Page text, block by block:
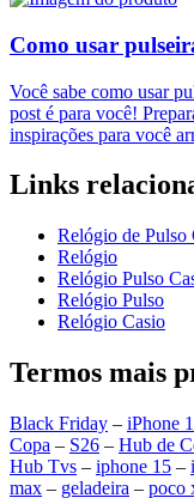
Como usar
Você sabe como usar
post é para você!
inspirações para você
Links
Relógio de Pulso
Relógio
Relógio Pulso
Relógio Pulso
Relógio Casio
Termos mais
Black Friday – iPhone
Copa – S26 – Hub de
Hub Tvs – iphone 15 –
max – geladeira – poco